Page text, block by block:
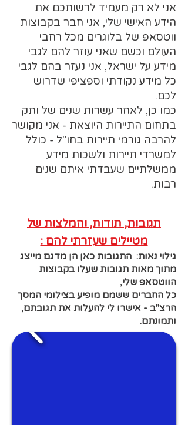
אני לא רק מעמיד לרשותכם את
הידע האישי שלי, אני חבר בקבוצות
ווטסאפ של בלוגרים מכל רחבי
העולם וכשם שאני עוזר להם לגבי
מידע על ישראל, אני נעזר בהם לגבי
כל מידע נקודתי וספציפי שדרוש
לכם.
כמו כן, לאחר עשרות שנים של ותק
בתחום התיירות היוצאת - אני מקושר
להרבה גורמי תיירות בחו"ל - כולל
למשרדי תיירות ולשכות מידע
ממשלתיים שעבדתי איתם שנים
רבות.
תגובות, תודות, והמלצות של
מטיילים שעזרתי להם :
גילוי נאות: התגובות כאן הן מדגם מייצג
מתוך מאות תגובות שעלו בקבוצות
הווטסאפ שלי,
כל החברים ששמם מופיע בצילומי המסך
הרצ"ב - אישרו לי להעלות את תגובתם,
ותמונתם.